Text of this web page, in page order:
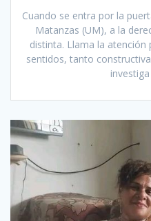
Cuando se entra por la
Matanzas (UM), a la
distinta. Llama la
sentidos, tanto